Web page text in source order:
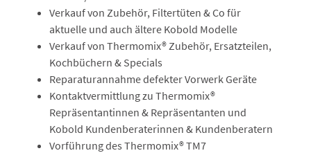
Verkauf von Zubehör, Filtertüten & Co für
aktuelle und auch ältere Kobold Modelle
Verkauf von Thermomix® Zubehör, Ersatzteilen,
Kochbüchern & Specials
Reparaturannahme defekter Vorwerk Geräte
Kontaktvermittlung zu Thermomix®
Repräsentantinnen & Repräsentanten und
Kobold Kundenberaterinnen & Kundenberatern
Vorführung des Thermomix® TM7